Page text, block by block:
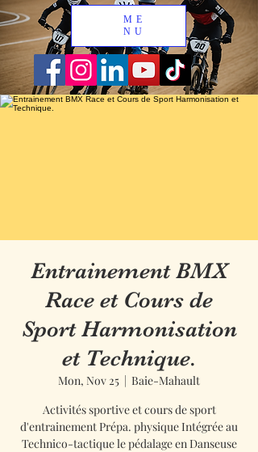
ME
NU
Entrainement BMX
Race et Cours de
Sport Harmonisation
et Technique.
Mon, Nov 25
  |
Baie-Mahault
Activités sportive et cours de sport
d'entrainement Prépa. physique Intégrée au
Technico-tactique le pédalage en Danseuse